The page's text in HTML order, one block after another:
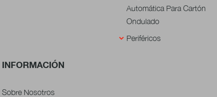
Automática Para Cartón
Ondulado
Periféricos
INFORMACIÓN
Sobre Nosotros